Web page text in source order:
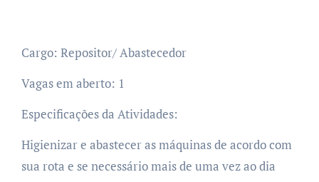
Cargo: Repositor/ Abastecedor
Vagas em aberto: 1
Especificações da Atividades:
Higienizar e abastecer as máquinas de acordo com
sua rota e se necessário mais de uma vez ao dia